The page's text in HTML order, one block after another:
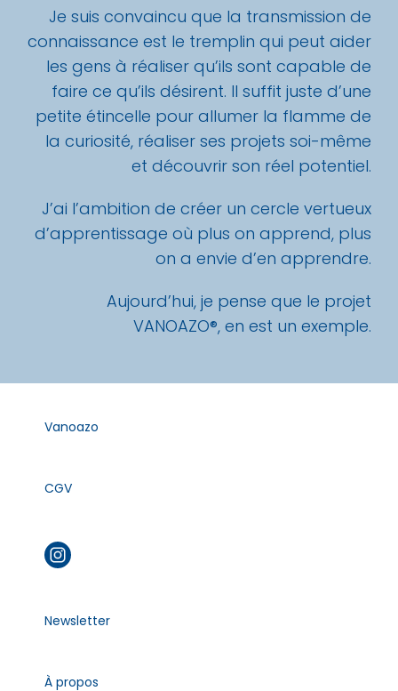
Je suis convaincu que la transmission de
connaissance est le tremplin qui peut aider
les gens à réaliser qu’ils sont capable de
faire ce qu’ils désirent. Il suffit juste d’une
petite étincelle pour allumer la flamme de
la curiosité, réaliser ses projets soi-même
et découvrir son réel potentiel.
J’ai l’ambition de créer un cercle vertueux
d’apprentissage où plus on apprend, plus
on a envie d’en apprendre.
Aujourd’hui, je pense que le projet
VANOAZO®, en est un exemple.
Vanoazo
CGV
Newsletter
À propos